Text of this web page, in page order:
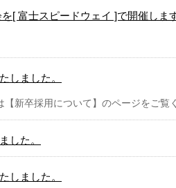
[ 富士スピードウェイ ]で開催しま
しました。
新卒採用について】のページをご覧
した。
しました。